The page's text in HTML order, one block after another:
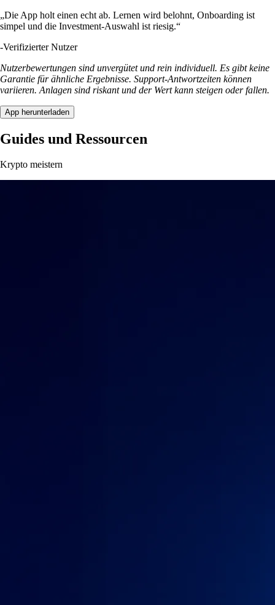
„Die App holt einen echt ab. Lernen wird belohnt, Onboarding ist
simpel und die Investment-Auswahl ist riesig.“
-Verifizierter Nutzer
Nutzerbewertungen sind unvergütet und rein individuell. Es gibt keine
Garantie für ähnliche Ergebnisse. Support-Antwortzeiten können
variieren. Anlagen sind riskant und der Wert kann steigen oder fallen.
App herunterladen
Guides und Ressourcen
Krypto meistern